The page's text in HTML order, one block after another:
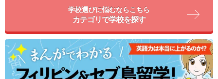
学校選びに悩むならこちら
カテゴリで学校を探す